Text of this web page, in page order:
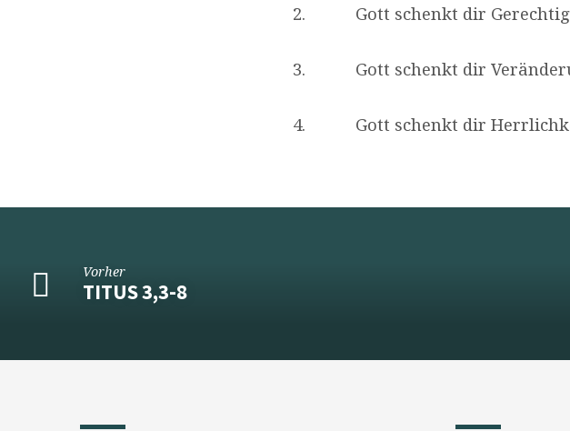
2. Gott schenkt dir
3. Gott schenkt dir
4. Gott schenkt dir
Vorher
TITUS 3,3-8